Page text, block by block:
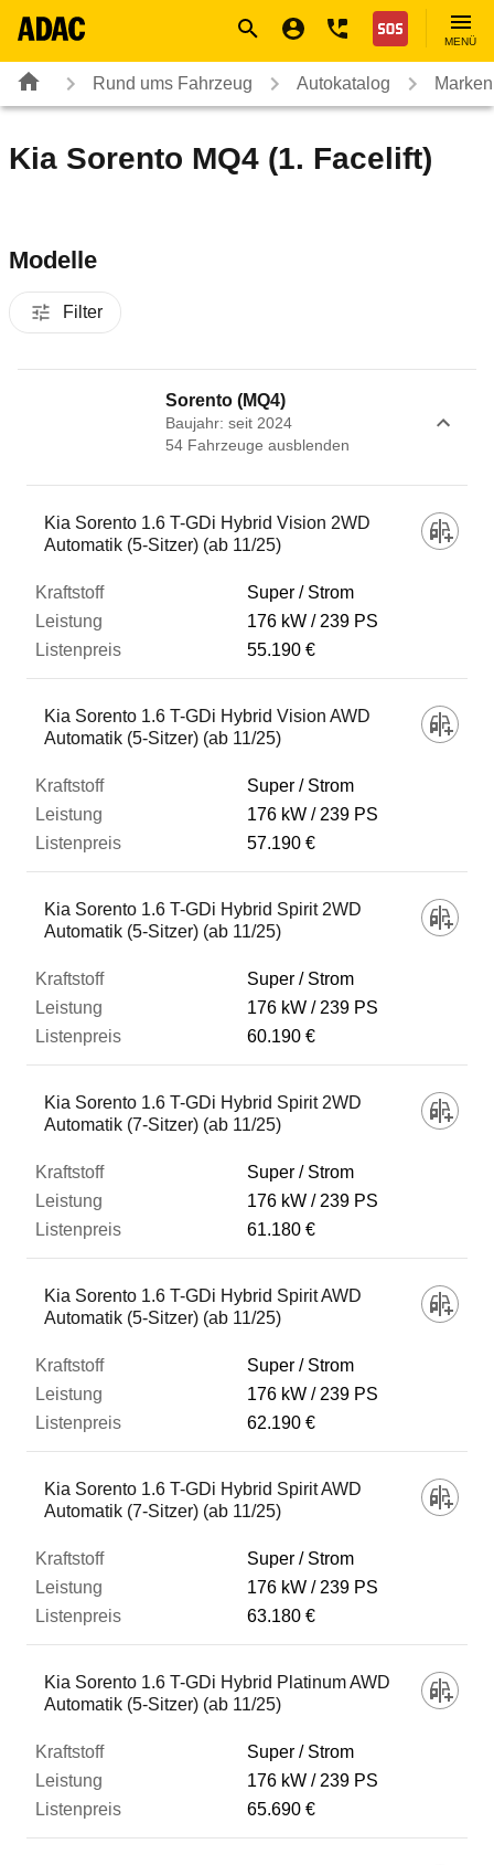
Nothilfe
MENÜ
Rund ums Fahrzeug Autokatalog
Kia Sorento MQ4 (1. Facelift)
Modelle
Filter
Sorento (MQ4)
Baujahr: seit 2024
54 Fahrzeuge ausblenden
Fahrzeug
Kraftstoff
Leistung
Listenpreis
Kia Sorento 1.6 T-GDi Hybrid Vision 2WD
Automatik (5-Sitzer) (ab 11/25)
Super / Strom
176 kW
239 PS
55.190 €
Kia Sorento 1.6 T-GDi Hybrid Vision AWD
Automatik (5-Sitzer) (ab 11/25)
Super / Strom
176 kW
239 PS
57.190 €
Kia Sorento 1.6 T-GDi Hybrid Spirit 2WD
Automatik (5-Sitzer) (ab 11/25)
Super / Strom
176 kW
239 PS
60.190 €
Kia Sorento 1.6 T-GDi Hybrid Spirit 2WD
Automatik (7-Sitzer) (ab 11/25)
Super / Strom
176 kW
239 PS
61.180 €
Kia Sorento 1.6 T-GDi Hybrid Spirit AWD
Automatik (5-Sitzer) (ab 11/25)
Super / Strom
176 kW
239 PS
62.190 €
Kia Sorento 1.6 T-GDi Hybrid Spirit AWD
Automatik (7-Sitzer) (ab 11/25)
Super / Strom
176 kW
239 PS
63.180 €
Kia Sorento 1.6 T-GDi Hybrid Platinum AWD
Automatik (5-Sitzer) (ab 11/25)
Super / Strom
176 kW
239 PS
65.690 €